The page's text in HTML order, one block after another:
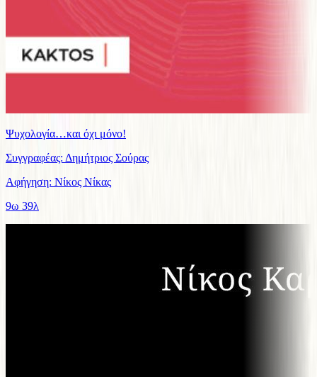
Ψυχολογία…και όχι μόνο!
Συγγραφέας: Δημήτριος Σούρας
Αφήγηση: Νίκος Νίκας
9ω 39λ